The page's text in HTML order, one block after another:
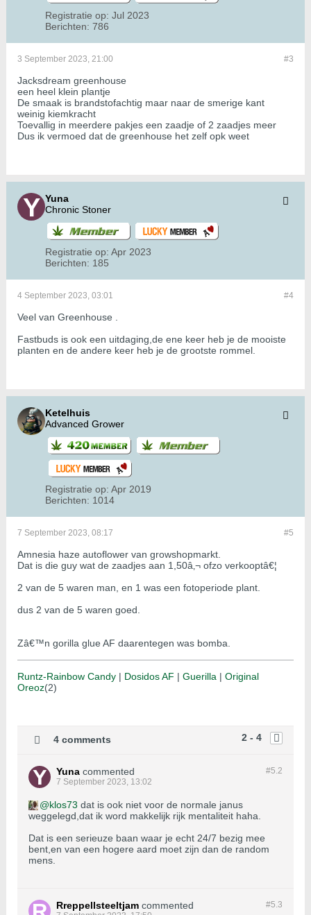
Registratie op: Jul 2023
Berichten: 786
#3
3 September 2023, 21:00
Jacksdream greenhouse
een heel klein plantje
De smaak is brandstofachtig maar naar de smerige kant
weinig kiemkracht
Toevallig in meerdere pakjes een zaadje of 2 zaadjes meer
Dus ik vermoed dat de greenhouse het zelf opk weet
Yuna
Chronic Stoner
Registratie op: Apr 2023
Berichten: 185
#4
4 September 2023, 03:01
Veel van Greenhouse .
Fastbuds is ook een uitdaging,de ene keer heb je de mooiste
planten en de andere keer heb je de grootste rommel.
Ketelhuis
Advanced Grower
Registratie op: Apr 2019
Berichten: 1014
#5
7 September 2023, 08:17
Amnesia haze autoflower van growshopmarkt.
Dat is die guy wat de zaadjes aan 1,50â‚¬ ofzo verkooptâ€¦
2 van de 5 waren man, en 1 was een fotoperiode plant.
dus 2 van de 5 waren goed.
Zâ€™n gorilla glue AF daarentegen was bomba.
Runtz-Rainbow Candy | Dosidos AF | Guerilla | Original
Oreoz(2)
2 - 4
4 comments
#5.2
Yuna commented
7 September 2023, 13:02
klos73 dat is ook niet voor de normale janus
weggelegd,dat ik word makkelijk rijk mentaliteit haha.
Dat is een serieuze baan waar je echt 24/7 bezig mee
bent,en van een hogere aard moet zijn dan de random
mens.
#5.3
Rreppellsteeltjam commented